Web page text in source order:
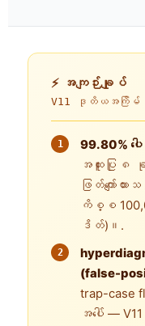
⚡ အကျဉ်းချုပ်
V11 ဒုတိယအကြိ
99.80%
အထူးပြု
ဖြတ်ကျော်ထ
ကိစ္စ
ဒိတ်)။.
(false-
trap-case
အပေါ် —